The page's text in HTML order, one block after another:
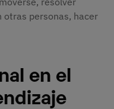
otras personas, hacer
en el